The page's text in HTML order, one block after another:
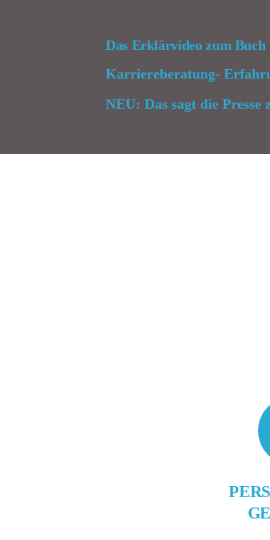
Das Erklärvideo zum
Karriereberatung-
NEU: Das sagt die